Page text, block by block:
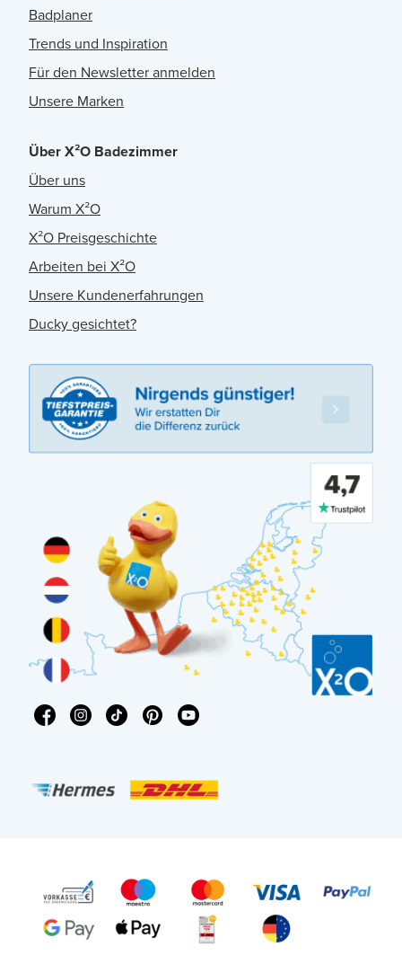
Badplaner
Trends und Inspiration
Für den Newsletter anmelden
Unsere Marken
Über X²O Badezimmer
Über uns
Warum X²O
X²O Preisgeschichte
Arbeiten bei X²O
Unsere Kundenerfahrungen
Ducky gesichtet?